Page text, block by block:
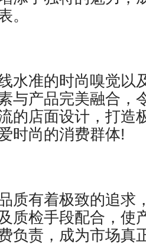
。
准的时尚嗅觉以
与产品完美融合，
的店面设计，打造
时尚的消费群体!
有着极致的追求
质检手段配合，使
负责，成为市场真